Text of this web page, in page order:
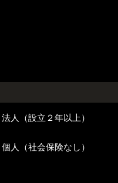
法人（設立２年以上）
個人（社会保険なし）